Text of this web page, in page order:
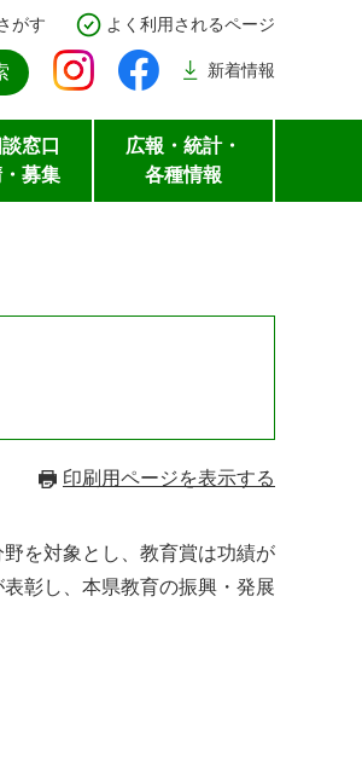
がす よく利用されるページ
新着情報
窓口
・募集
広報・統計・
各種情報
印刷用ページを表示する
を対象とし、教育賞は功績が
彰し、本県教育の振興・発展